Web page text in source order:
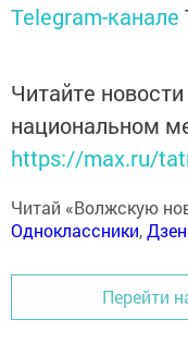
Telegram-канале
Читайте
национальном
https://max.ru/
Читай «Волжскую
Одноклассники,Дзен
Перейти